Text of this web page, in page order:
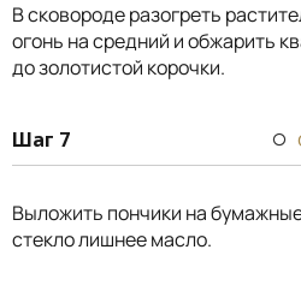
В сковороде разогреть
огонь на средний и обжарить
до золотистой корочки.
Шаг 7
Выложить пончики на
стекло лишнее масло.